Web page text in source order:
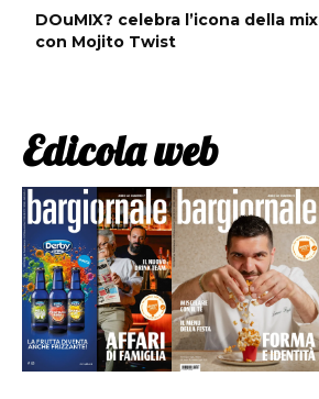
DOuMIX? celebra l’icona della
con Mojito Twist
Edicola web